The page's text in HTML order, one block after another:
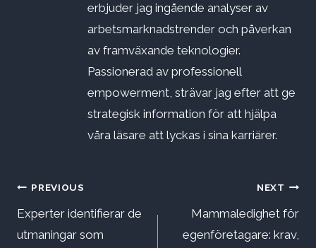
erbjuder jag ingående analyser av
arbetsmarknadstrender och påverkan
av framväxande teknologier.
Passionerad av professionell
empowerment, strävar jag efter att ge
strategisk information för att hjälpa
våra läsare att lyckas i sina karriärer.
Inläggsnavigering
PREVIOUS
Experter identifierar de
utmaningar som
NEXT
Mammaledighet för
egenföretagare: krav,